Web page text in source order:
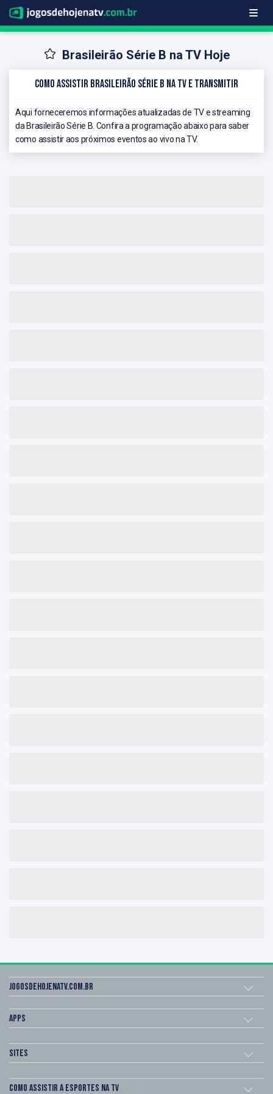
Brasileirão Série B na TV Hoje
Como Assistir Brasileirão Série B na TV e Transmitir
Aqui forneceremos informações atualizadas de TV e streaming
da Brasileirão Série B. Confira a programação abaixo para saber
como assistir aos próximos eventos ao vivo na TV.
Jogosdehojenatv.com.br
Apps
Sites
Como assistir a esportes na TV